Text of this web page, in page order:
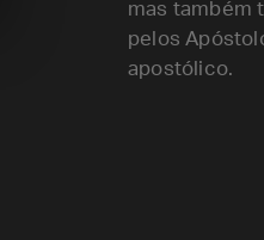
mas também
pelos
apostólico.